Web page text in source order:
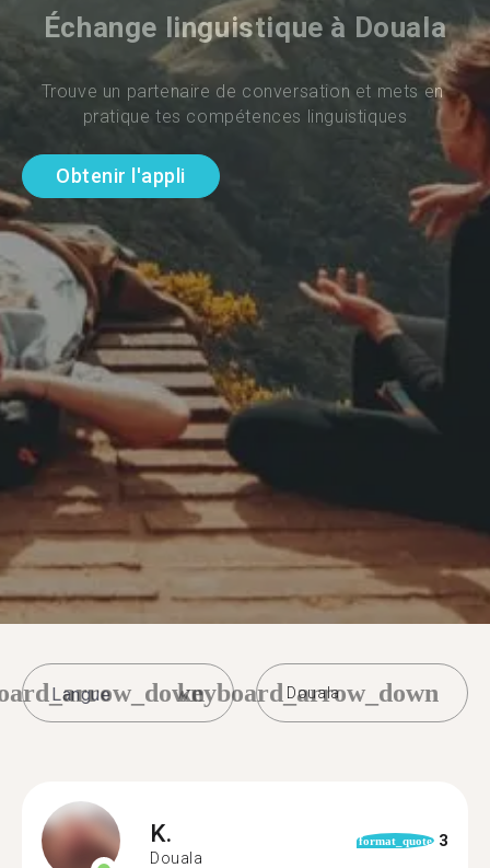
Échange linguistique à Douala
Trouve un partenaire de conversation et mets en
pratique tes compétences linguistiques
Obtenir l'appli
Douala
keyboard_arrow_down
K.
Douala
format_quote 3